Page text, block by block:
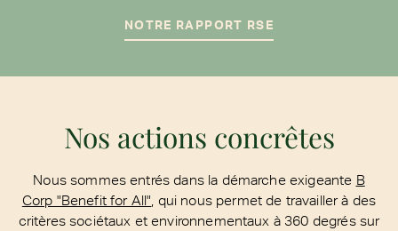
NOTRE RAPPORT RSE
Nos actions concrêtes
Nous sommes entrés dans la démarche exigeante B
Corp "Benefit for All" , qui nous permet de travailler à des
critères sociétaux et environnementaux à 360 degrés sur